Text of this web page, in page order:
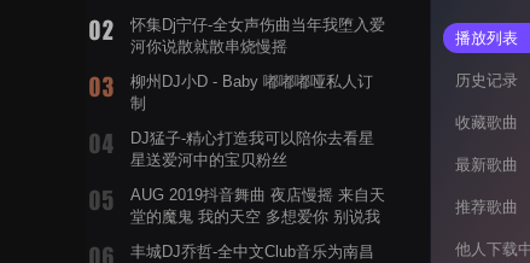
怀集Dj宁仔-全女声伤曲当年我堕入爱
河你说散就散串烧慢摇
柳州DJ小D - Baby 嘟嘟嘟哑私人订
制
DJ猛子-精心打造我可以陪你去看星
星送爱河中的宝贝粉丝
AUG 2019抖音舞曲 夜店慢摇 来自天
堂的魔鬼 我的天空 多想爱你 别说我
丰城DJ乔哲-全中文Club音乐为南昌
播放列表
历史记录
收藏歌曲
最新歌曲
推荐歌曲
他人下载